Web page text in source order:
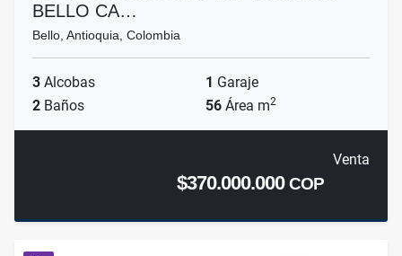
BELLO CA…
Bello, Antioquia, Colombia
3 Alcobas 1 Garaje
2 Baños 56 Área m2
Venta
$370.000.000COP